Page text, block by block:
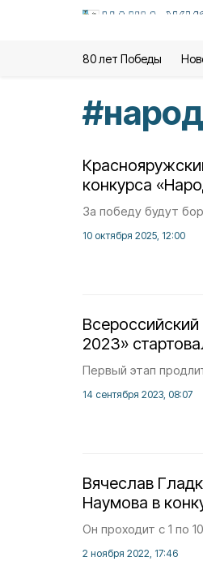
80 лет Победы
#
конкурса
За победу будут
10 октября 2025, 12:00
2023»
Первый этап
14 сентября 2023, 08:07
Вячеслав
Наумова в
Он проходит с 1 по
2 ноября 2022, 17:46